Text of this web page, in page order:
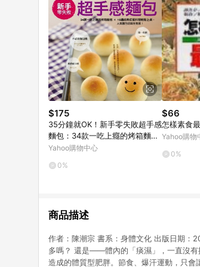
$175
35分鐘就OK！新手零失敗超手感
麵包：34款一吃上癮的烤箱麵包
× 16道經典佐餐料理輕[二手書_
Yahoo購物中心
0%
$66
怎樣素食
Yahoo購物
0%
商品描述
作者：陳潮宗 書系：身體文化 出版日期
多嗎？ 還是——體內的「痰濕」，一直沒有
造成的體質型肥胖。節食、爆汗運動，只